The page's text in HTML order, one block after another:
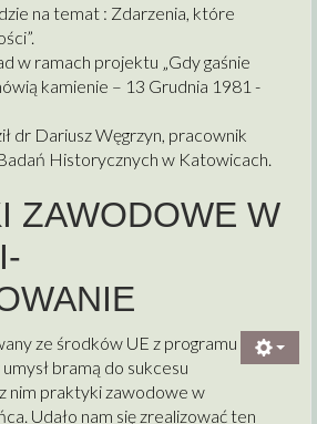
na temat : Zdarzenia, które
w ramach projektu „Gdy gaśnie
kamienie – 13 Grudnia 1981 -
dr Dariusz Węgrzyn, pracownik
Historycznych w Katowicach.
ZAWODOWE W
ze środków UE z programu
bramą do sukcesu
nim praktyki zawodowe w
Udało nam się zrealizować ten